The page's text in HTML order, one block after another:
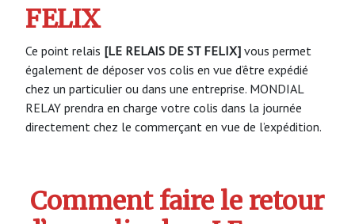
FELIX
Ce point relais [LE RELAIS DE ST FELIX] vous permet
également de déposer vos colis en vue d’être expédié
chez un particulier ou dans une entreprise. MONDIAL
RELAY prendra en charge votre colis dans la journée
directement chez le commerçant en vue de l’expédition.
Comment faire le retour